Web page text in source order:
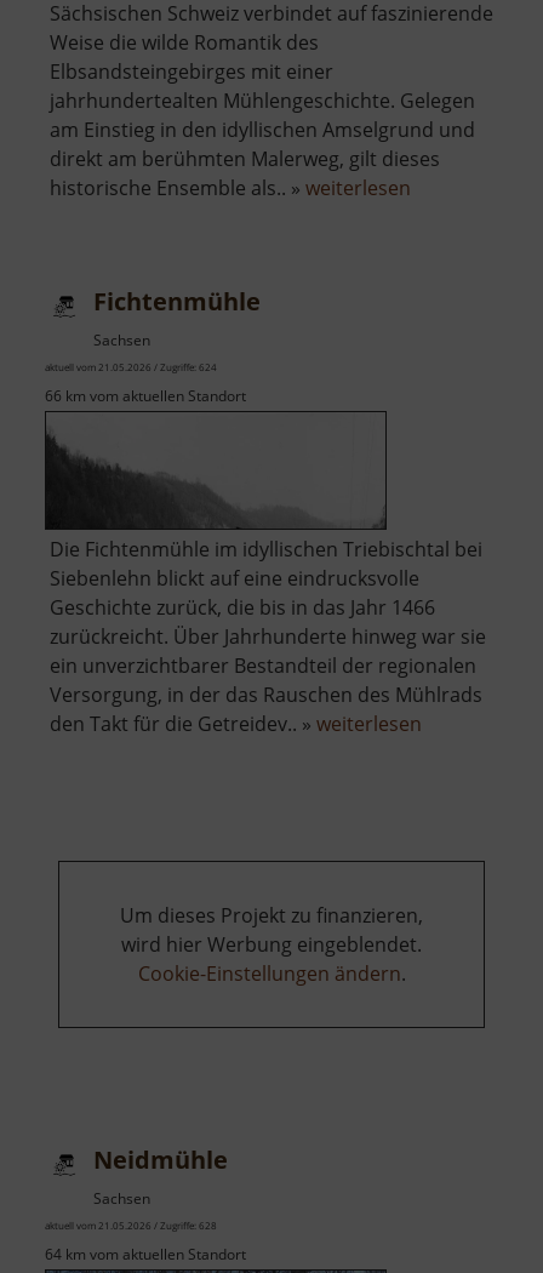
Sächsischen Schweiz verbindet auf faszinierende
Weise die wilde Romantik des
Elbsandsteingebirges mit einer
jahrhundertealten Mühlengeschichte. Gelegen
am Einstieg in den idyllischen Amselgrund und
direkt am berühmten Malerweg, gilt dieses
historische Ensemble als.. » weiterlesen
Fichtenmühle
Sachsen
aktuell vom 21.05.2026 / Zugriffe: 624
66 km vom aktuellen Standort
Die Fichtenmühle im idyllischen Triebischtal bei
Siebenlehn blickt auf eine eindrucksvolle
Geschichte zurück, die bis in das Jahr 1466
zurückreicht. Über Jahrhunderte hinweg war sie
ein unverzichtbarer Bestandteil der regionalen
Versorgung, in der das Rauschen des Mühlrads
den Takt für die Getreidev.. » weiterlesen
Um dieses Projekt zu finanzieren,
wird hier Werbung eingeblendet.
Cookie-Einstellungen ändern.
Neidmühle
Sachsen
aktuell vom 21.05.2026 / Zugriffe: 628
64 km vom aktuellen Standort